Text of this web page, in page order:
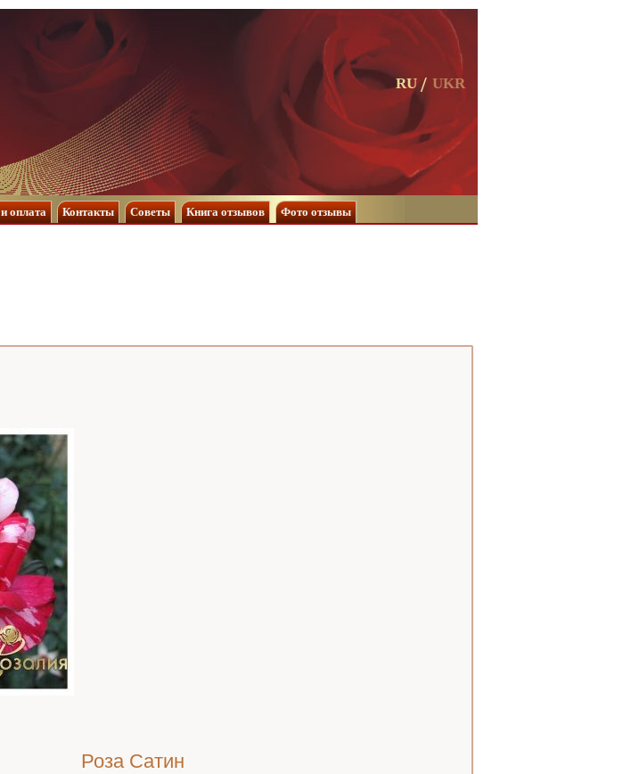
RU UKR
оплата Контакты Советы Книга отзывов Фото отзывы
Роза Сатин